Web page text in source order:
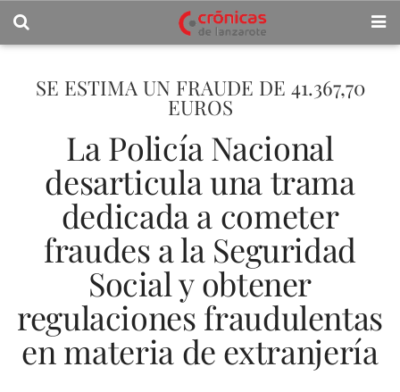
SE ESTIMA UN FRAUDE DE 41.367,70
EUROS
La Policía Nacional
desarticula una trama
dedicada a cometer
fraudes a la Seguridad
Social y obtener
regulaciones fraudulentas
en materia de extranjería